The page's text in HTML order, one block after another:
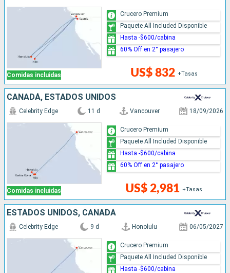
Comidas incluidas US$ 832 +Tasas
Crucero Premium
Paquete All Included Disponible
Hasta -$600/cabina
60% Off en 2° pasajero
CANADÁ, ESTADOS UNIDOS
Comidas incluidas
Celebrity Edge 11 d Vancouver 18/09/2026
US$ 2,981 +Tasas
Crucero Premium
Paquete All Included Disponible
Hasta -$600/cabina
60% Off en 2° pasajero
ESTADOS UNIDOS, CANADÁ
Celebrity Edge 9 d Honolulu 06/05/2027
Crucero Premium
Paquete All Included Disponible
Hasta -$600/cabina